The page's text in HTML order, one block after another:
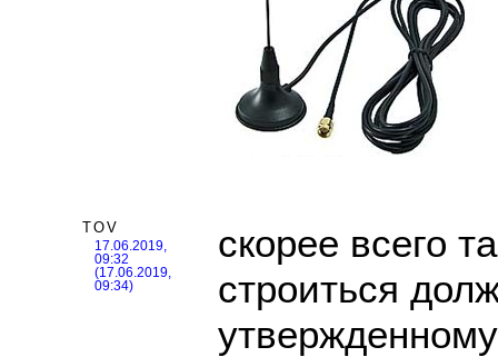
TOV
17.06.2019,
09:32
(17.06.2019,
09:34)
скорее всего
строиться